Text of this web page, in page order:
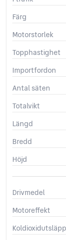
Färg
Motorstorlek
Topphastighet
Importfordon
Antal säten
Totalvikt
Längd
Bredd
Höjd
Drivmedel
Motoreffekt
Koldioxidutsläpp